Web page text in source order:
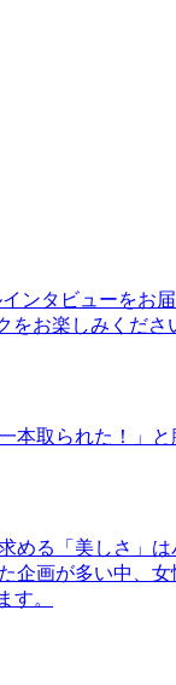
タビューをお
お楽しみくださ
取られた！」
る「美しさ」
画が多い中、
す。